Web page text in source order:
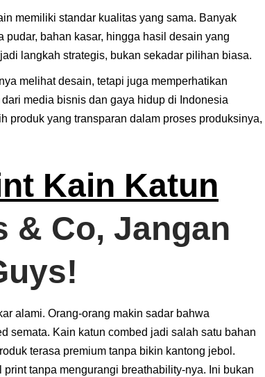
memiliki standar kualitas yang sama. Banyak
bahan kasar, hingga hasil desain yang
langkah strategis, bukan sekadar pilihan biasa.
melihat desain, tetapi juga memperhatikan
media bisnis dan gaya hidup di Indonesia
produk yang transparan dalam proses produksinya,
Kain Katun
& Co, Jangan
alami. Orang-orang makin sadar bahwa
semata. Kain katun combed jadi salah satu bahan
terasa premium tanpa bikin kantong jebol.
tanpa mengurangi breathability-nya. Ini bukan